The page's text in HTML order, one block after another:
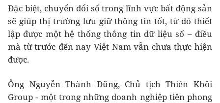
Đặc biệt, chuyển đổi số trong lĩnh vực bất động sản
sẽ giúp thị trường lưu giữ thông tin tốt, từ đó thiết
lập được một hệ thống thông tin dữ liệu số – điều
mà từ trước đến nay Việt Nam vẫn chưa thực hiện
được.
Ông Nguyễn Thành Dũng, Chủ tịch Thiên Khôi
Group - một trong những doanh nghiệp tiên phong